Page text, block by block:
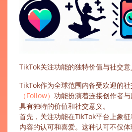
TikTok关注功能的独特价值与社交意
TikTok作为全球范围内备受欢迎的
（Follow） 功能扮演着连接创作者
具有独特的价值和社交意义。
首先，关注功能在TikTok平台上象
内容的认可和喜爱。这种认可不仅